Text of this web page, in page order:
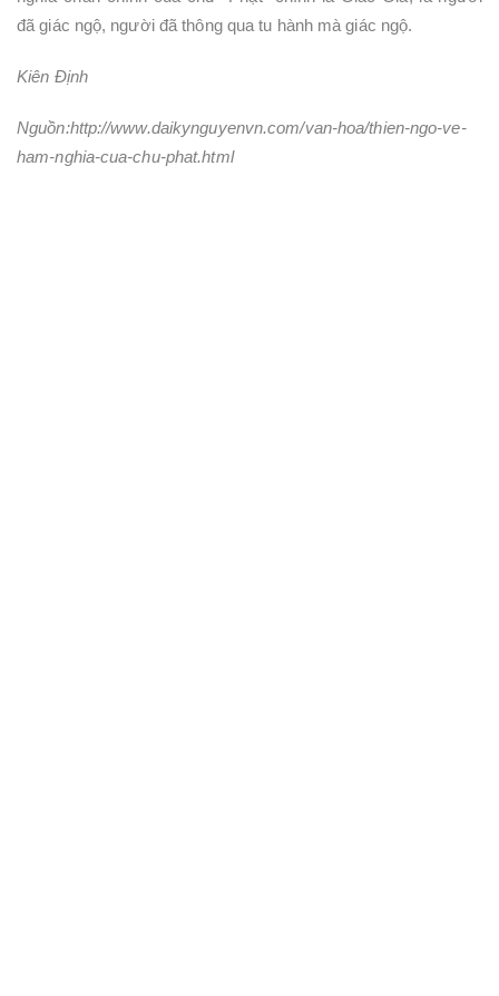
đã giác ngộ, người đã thông qua tu hành mà giác ngộ.
Kiên Định
Nguồn:http://www.daikynguyenvn.com/van-hoa/thien-ngo-ve-
ham-nghia-cua-chu-phat.html